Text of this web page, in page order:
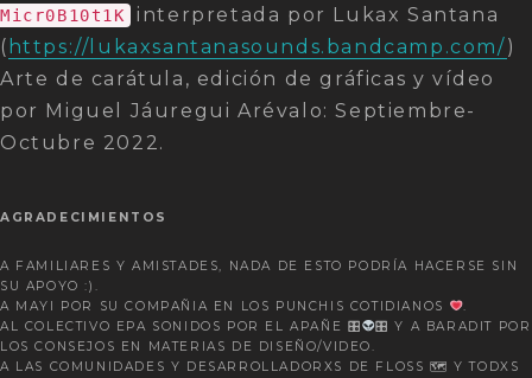
Micr0B10t1K
interpretada por Lukax Santana
( https://lukaxsantanasounds.bandcamp.com/ )
Arte de carátula, edición de gráficas y vídeo
por Miguel Jáuregui Arévalo: Septiembre-
Octubre 2022.
AGRADECIMIENTOS
A FAMILIARES Y AMISTADES, NADA DE ESTO PODRÍA HACERSE SIN
SU APOYO :).
A MAYI POR SU COMPAÑIA EN LOS PUNCHIS COTIDIANOS
.
AL COLECTIVO EPA SONIDOS POR EL APAÑE 🎛
🎛 Y A BARADIT POR
LOS CONSEJOS EN MATERIAS DE DISEÑO/VIDEO.
A LAS COMUNIDADES Y DESARROLLADORXS DE FLOSS 🗺 Y TODXS